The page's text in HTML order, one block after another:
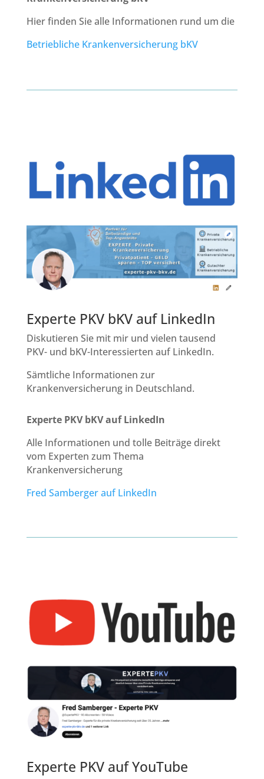
Hier finden Sie alle Informationen rund um die
Betriebliche Krankenversicherung bKV
Experte PKV bKV auf LinkedIn
Diskutieren Sie mit mir und vielen tausend
PKV- und bKV-Interessierten auf LinkedIn.
Sämtliche Informationen zur
Krankenversicherung in Deutschland.
Experte PKV bKV auf LinkedIn
Alle Informationen und tolle Beiträge direkt
vom Experten zum Thema
Krankenversicherung
Fred Samberger auf LinkedIn
Experte PKV auf YouTube